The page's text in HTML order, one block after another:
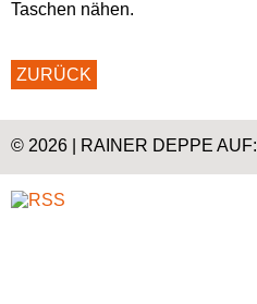
Taschen nähen.
ZURÜCK
© 2026 | RAINER DEPPE AUF: